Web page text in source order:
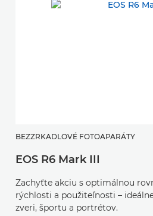
BEZZRKADLOVÉ FOTOAPARÁTY
EOS R6 Mark III
Zachyťte akciu s optimálnou
rýchlosti a použiteľnosti –
zveri, športu a portrétov.